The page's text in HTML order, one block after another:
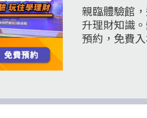
親臨體驗館
升理財知識
預約，免費